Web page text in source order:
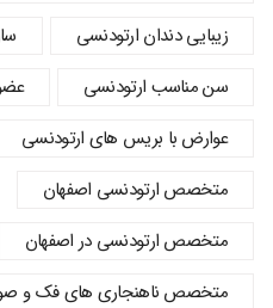
زیبایی دندان ارتودنسی
سن مناسب ارتودنسی
عوارض با بریس های ارتودنسی
متخصص ارتودنسی اصفهان
متخصص ارتودنسی در اصفهان
متخصص ناهنجاری های فک و